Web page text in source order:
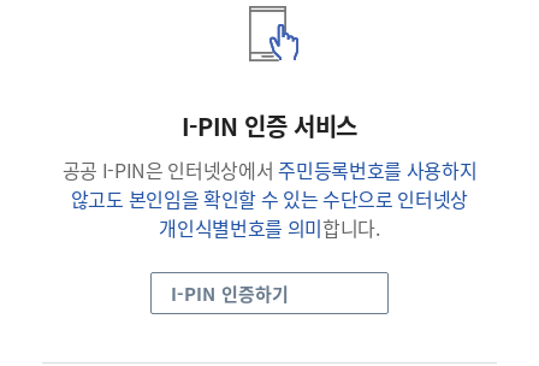
I-PIN 인증 서비스
공공 I-PIN은 인터넷상에서주민등록번호를 사용하지
않고도 본인임을 확인할 수 있는 수단으로 인터넷상
개인식별번호를 의미합니다.
I-PIN 인증하기